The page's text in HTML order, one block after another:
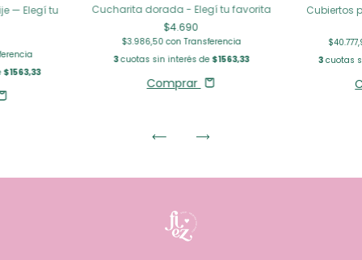
— Elegí tu
$1563,33
Cucharita dorada - Elegí tu favorita
$4.690
$3.986,50 con Transferencia
3cuotas sin interés de$1563,33
Comprar
Cubiertos
3 cuotas